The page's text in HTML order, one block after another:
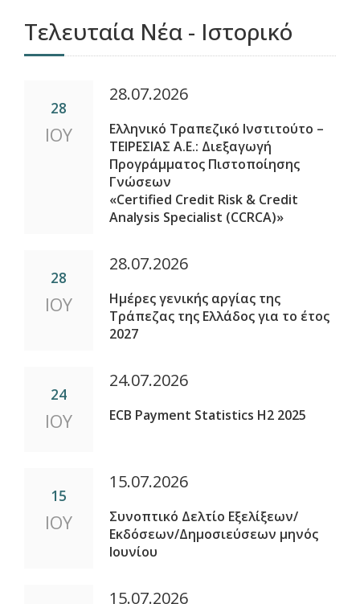
Τελευταία Νέα - Ιστορικό
28
ΙΟΥ
28.07.2026
Ελληνικό Τραπεζικό Ινστιτούτο –
ΤΕΙΡΕΣΙΑΣ Α.Ε.: Διεξαγωγή
Προγράμματος Πιστοποίησης
Γνώσεων
«Certified Credit Risk & Credit
Analysis Specialist (CCRCA)»
28
ΙΟΥ
28.07.2026
Ημέρες γενικής αργίας της
Τράπεζας της Ελλάδος για το έτος
2027
24
ΙΟΥ
24.07.2026
ECB Payment Statistics H2 2025
15
ΙΟΥ
15.07.2026
Συνοπτικό Δελτίο Εξελίξεων/
Εκδόσεων/Δημοσιεύσεων μηνός
Ιουνίου
15.07.2026